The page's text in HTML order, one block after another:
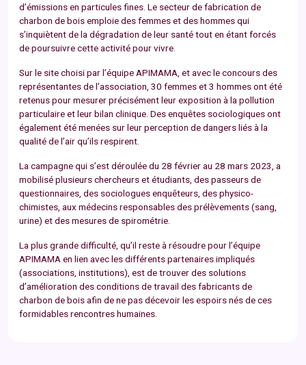
d’émissions en particules fines. Le secteur de fabrication de
charbon de bois emploie des femmes et des hommes qui
s’inquiètent de la dégradation de leur santé tout en étant forcés
de poursuivre cette activité pour vivre.
Sur le site choisi par l’équipe APIMAMA, et avec le concours des
représentantes de l’association, 30 femmes et 3 hommes ont été
retenus pour mesurer précisément leur exposition à la pollution
particulaire et leur bilan clinique. Des enquêtes sociologiques ont
également été menées sur leur perception de dangers liés à la
qualité de l’air qu’ils respirent.
La campagne qui s’est déroulée du 28 février au 28 mars 2023, a
mobilisé plusieurs chercheurs et étudiants, des passeurs de
questionnaires, des sociologues enquêteurs, des physico-
chimistes, aux médecins responsables des prélèvements (sang,
urine) et des mesures de spirométrie.
La plus grande difficulté, qu’il reste à résoudre pour l’équipe
APIMAMA en lien avec les différents partenaires impliqués
(associations, institutions), est de trouver des solutions
d’amélioration des conditions de travail des fabricants de
charbon de bois afin de ne pas décevoir les espoirs nés de ces
formidables rencontres humaines.